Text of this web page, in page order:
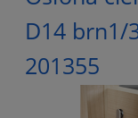
D14 brn1/
201355